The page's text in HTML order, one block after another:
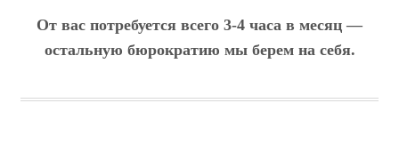
От вас потребуется всего 3-4 часа в месяц —
остальную бюрократию мы берем на себя.